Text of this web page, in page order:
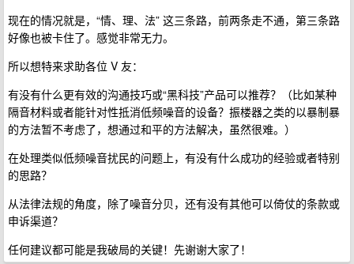
现在的情况就是，“情、理、法” 这三条路，前两条走不通，第三条路
好像也被卡住了。感觉非常无力。
所以想特来求助各位 V 友：
有没有什么更有效的沟通技巧或“黑科技”产品可以推荐？（比如某种
隔音材料或者能针对性抵消低频噪音的设备？振楼器之类的以暴制暴
的方法暂不考虑了，想通过和平的方法解决，虽然很难。）
在处理类似低频噪音扰民的问题上，有没有什么成功的经验或者特别
的思路？
从法律法规的角度，除了噪音分贝，还有没有其他可以倚仗的条款或
申诉渠道？
任何建议都可能是我破局的关键！先谢谢大家了！